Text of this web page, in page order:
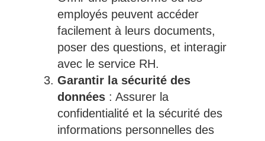
employés peuvent accéder
facilement à leurs documents,
poser des questions, et interagir
avec le service RH.
Garantir la sécurité des
données: Assurer la
confidentialité et la sécurité des
informations personnelles des